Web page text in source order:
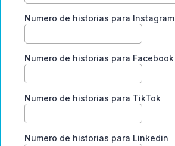
Numero de historias para Instagram
Numero de historias para Facebook
Numero de historias para TikTok
Numero de historias para Linkedin